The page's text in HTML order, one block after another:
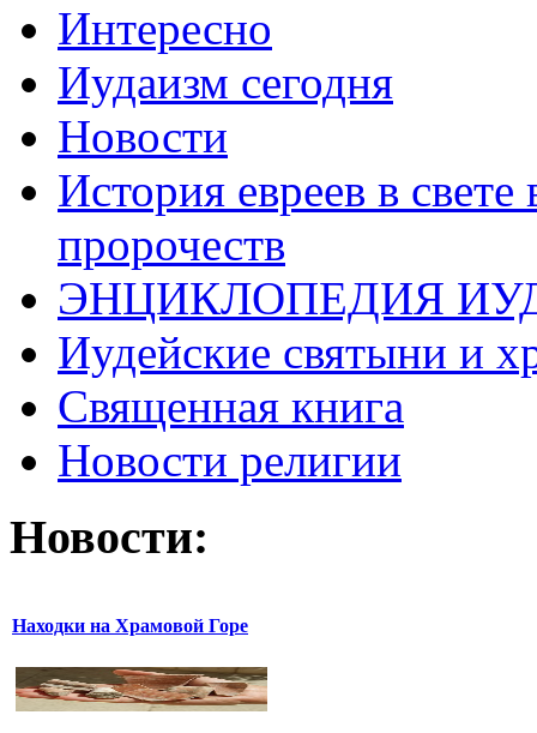
Интересно
Иудаизм сегодня
Новости
История евреев в
пророчеств
ЭНЦИКЛОПЕДИЯ
Иудейские святыни и
Священная книга
Новости религии
Новости:
Находки на Храмовой Горе